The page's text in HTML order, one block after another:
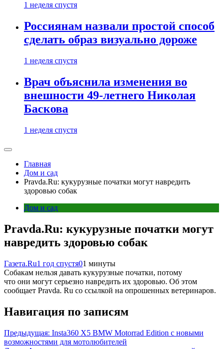
1 неделя спустя
Россиянам назвали простой способ
сделать образ визуально дороже
1 неделя спустя
Врач объяснила изменения во
внешности 49-летнего Николая
Баскова
1 неделя спустя
Главная
Дом и сад
Pravda.Ru: кукурузные початки могут навредить
здоровью собак
Дом и сад
Pravda.Ru: кукурузные початки могут
навредить здоровью собак
Газета.Ru1 год спустя01 минуты
Собакам нельзя давать кукурузные початки, потому
что они могут серьезно навредить их здоровью. Об этом
сообщает Pravda. Ru со ссылкой на опрошенных ветеринаров.
Навигация по записям
Предыдущая: Insta360 X5 BMW Motorrad Edition с новыми
возможностями для мотолюбителей